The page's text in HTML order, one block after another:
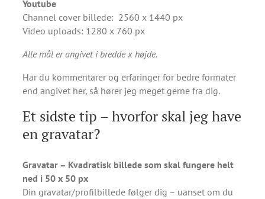
Youtube
Channel cover billede: 2560 x 1440 px
Video uploads: 1280 x 760 px
Alle mål er angivet i bredde x højde.
Har du kommentarer og erfaringer for bedre formater
end angivet her, så hører jeg meget gerne fra dig.
Et sidste tip – hvorfor skal jeg have
en gravatar?
Gravatar – Kvadratisk billede som skal fungere helt
ned i 50 x 50 px
Din gravatar/profilbillede følger dig – uanset om du